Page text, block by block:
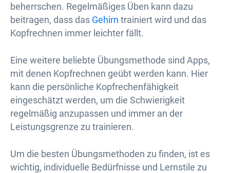
beherrschen. Regelmäßiges Üben kann dazu
beitragen, dass das Gehirn trainiert wird und das
Kopfrechnen immer leichter fällt.
Eine weitere beliebte Übungsmethode sind Apps,
mit denen Kopfrechnen geübt werden kann. Hier
kann die persönliche Kopfrechenfähigkeit
eingeschätzt werden, um die Schwierigkeit
regelmäßig anzupassen und immer an der
Leistungsgrenze zu trainieren.
Um die besten Übungsmethoden zu finden, ist es
wichtig, individuelle Bedürfnisse und Lernstile zu